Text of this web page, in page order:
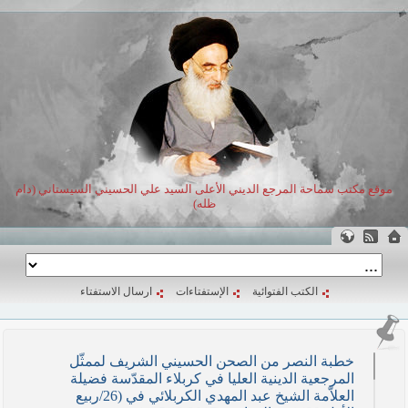
موقع مكتب سماحة المرجع الديني الأعلى السيد علي الحسيني السيستاني (دام
ظله)
الكتب الفتوائية الإستفتاءات ارسال الاستفتاء
خطبة النصر من الصحن الحسيني الشريف لممثّل
المرجعية الدينية العليا في كربلاء المقدّسة فضيلة
العلاّمة الشيخ عبد المهدي الكربلائي في (26/ربيع